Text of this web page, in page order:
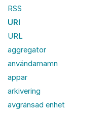
RSS
URI
URL
aggregator
användarnamn
appar
arkivering
avgränsad enhet